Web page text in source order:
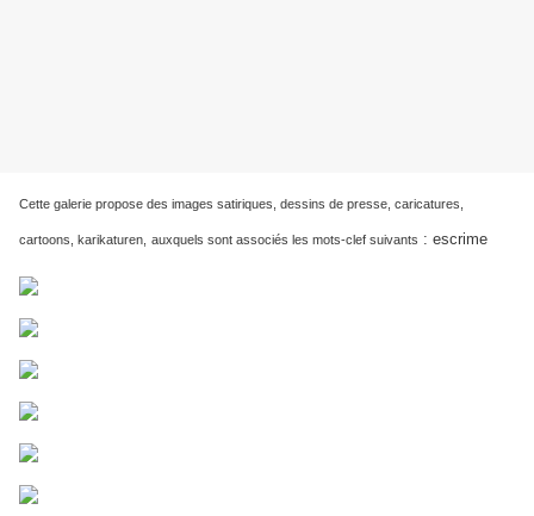
Cette galerie propose des images satiriques, dessins de presse, caricatures,
cartoons, karikaturen, auxquels sont associés les mots-clef suivants : escrime